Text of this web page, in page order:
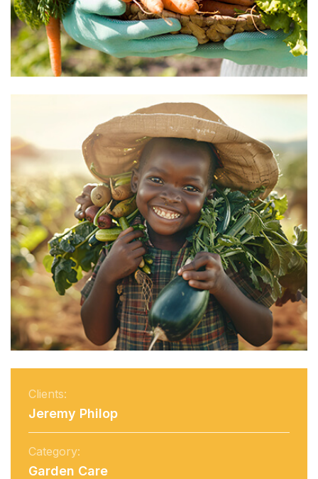
Clients:
Jeremy Philop
Category:
Garden Care